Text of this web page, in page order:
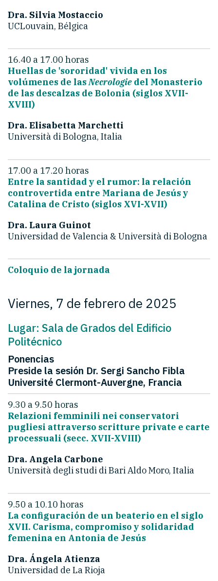
Dra. Silvia Mostaccio
UCLouvain, Bélgica
16.40 a 17.00 horas
Huellas de 'sororidad' vivida en los
volúmenes de lasNecrologie del Monasterio
de las descalzas de Bolonia (siglos XVII-
XVIII)
Dra. Elisabetta Marchetti
Università di Bologna, Italia
17.00 a 17.20 horas
Entre la santidad y el rumor: la relación
controvertida entre Mariana de Jesús y
Catalina de Cristo (siglos XVI-XVII)
Dra. Laura Guinot
Universidad de Valencia & Università di Bologna
Coloquio de la jornada
Viernes, 7 de febrero de 2025
Lugar: Sala de Grados del Edificio
Politécnico
Ponencias
Preside la sesión Dr. Sergi Sancho Fibla
Université Clermont-Auvergne, Francia
9.30 a 9.50 horas
Relazioni femminili nei conservatori
pugliesi attraverso scritture private e carte
processuali (secc. XVII-XVIII)
Dra. Angela Carbone
Università degli studi di Bari Aldo Moro, Italia
9.50 a 10.10 horas
La configuración de un beaterio en el siglo
XVII. Carisma, compromiso y solidaridad
femenina en Antonia de Jesús
Dra. Ángela Atienza
Universidad de La Rioja